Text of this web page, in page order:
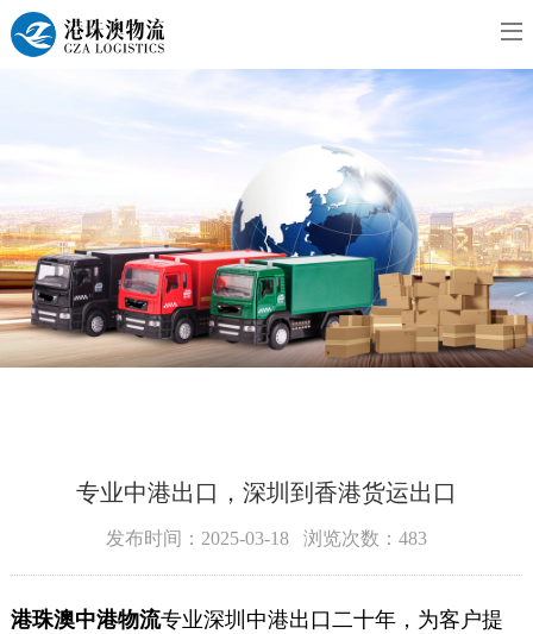
专业中港出口，深圳到香港货运出口
发布时间：2025-03-18 浏览次数：483
港珠澳中港物流专业深圳中港出口二十年，为客户提